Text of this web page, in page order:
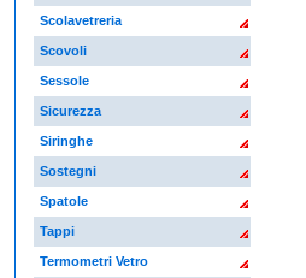
Scolavetreria
Scovoli
Sessole
Sicurezza
Siringhe
Sostegni
Spatole
Tappi
Termometri Vetro